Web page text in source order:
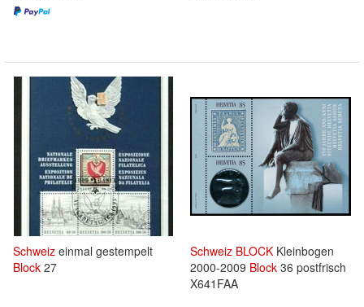
Schweiz einmal gestempelt
Block 27
Schweiz BLOCK Kleinbogen
2000-2009 Block 36 postfrisch
X641FAA